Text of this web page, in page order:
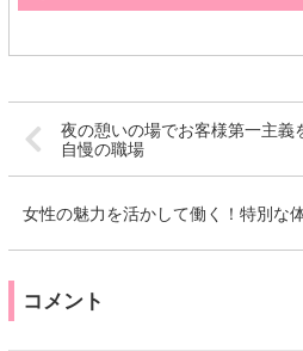
夜の憩いの場でお客様第一主義
自慢の職場
女性の魅力を活かして働く！特別な
コメント